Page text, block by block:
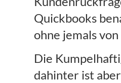
Quickbooks
ohne jemals
Die
dahinter ist